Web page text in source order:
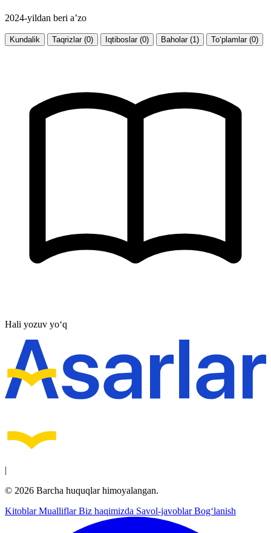
2024-yildan beri a’zo
Kundalik Taqrizlar (0) Iqtiboslar (0) Baholar (1) To‘plamlar (0)
Hali yozuv yo‘q
|
© 2026 Barcha huquqlar himoyalangan.
KitoblarMualliflarBiz haqimizda Savol-javoblarBog‘lanish